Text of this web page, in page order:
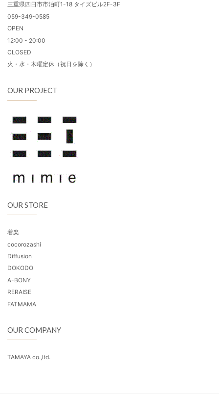
三重県四日市市泊町1-18 タイズビル2F-3F
059-349-0585
OPEN
12:00 - 20:00
CLOSED
火・水・木曜定休（祝日を除く）
OUR PROJECT
OUR STORE
着楽
cocorozashi
Diffusion
DOKODO
A-BONY
RERAISE
FATMAMA
OUR COMPANY
TAMAYA co.,ltd.